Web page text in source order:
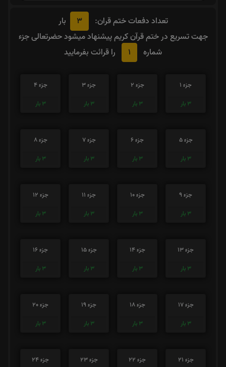
تعداد دفعات ختم قران: 3
بار
جهت تسریع در ختم قرآن کریم پیشنهاد میشود حضرتعالی جزء
شماره
1 را قرائت بفرمایید
جزء 1
3 بار
جزء 2
3 بار
جزء 3
3 بار
جزء 4
3 بار
جزء 5
3 بار
جزء 6
3 بار
جزء 7
3 بار
جزء 8
3 بار
جزء 9
3 بار
جزء 10
3 بار
جزء 11
3 بار
جزء 12
3 بار
جزء 13
3 بار
جزء 14
3 بار
جزء 15
3 بار
جزء 16
3 بار
جزء 17
3 بار
جزء 18
3 بار
جزء 19
3 بار
جزء 20
3 بار
جزء 21
جزء 22
جزء 23
جزء 24